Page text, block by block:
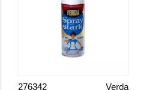
Verda
276342